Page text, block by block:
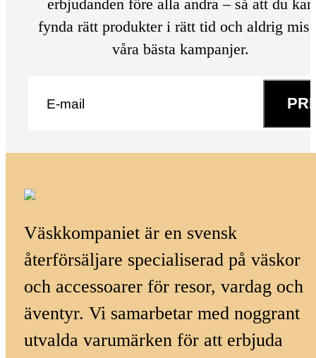
erbjudanden före alla andra – så att du kan
fynda rätt produkter i rätt tid och aldrig
våra bästa kampanjer.
Väskkompaniet är en svensk
återförsäljare specialiserad på väskor
och accessoarer för resor, vardag och
äventyr. Vi samarbetar med noggrant
utvalda varumärken för att erbjuda